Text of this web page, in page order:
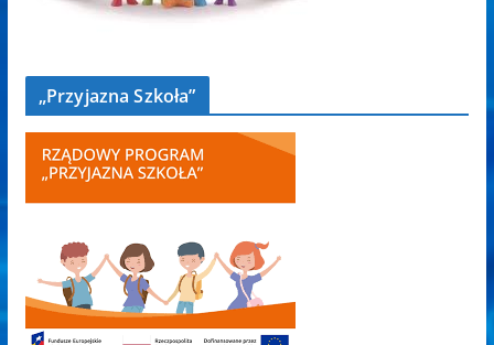
„Przyjazna Szkoła”